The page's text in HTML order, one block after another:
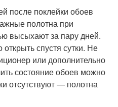
после поклейки обоев
полотна при
высыхают за пару дней.
спустя сутки. Не
или дополнительно
состояние обоев можно
отсутствуют — полотна